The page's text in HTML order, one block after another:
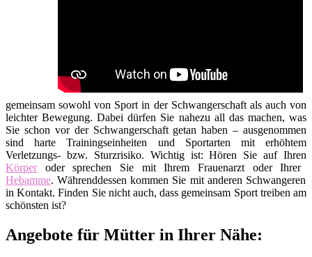
gemeinsam sowohl von Sport in der Schwangerschaft als auch von
leichter Bewegung. Dabei dürfen Sie nahezu all das machen, was
Sie schon vor der Schwangerschaft getan haben – ausgenommen
sind harte Trainingseinheiten und Sportarten mit erhöhtem
Verletzungs- bzw. Sturzrisiko. Wichtig ist: Hören Sie auf Ihren
Körperoder sprechen Sie mit Ihrem Frauenarzt oder Ihrer
Hebamme. Währenddessen kommen Sie mit anderen Schwangeren
in Kontakt. Finden Sie nicht auch, dass gemeinsam Sport treiben am
schönsten ist?
Angebote für Mütter in Ihrer Nähe: